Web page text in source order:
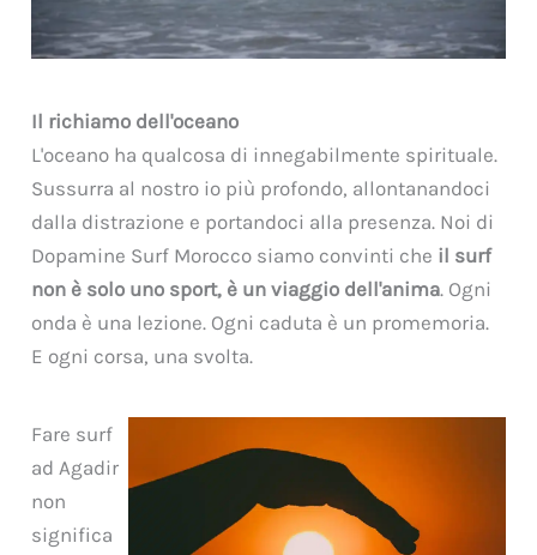
Il richiamo dell'oceano
L'oceano ha qualcosa di innegabilmente spirituale.
Sussurra al nostro io più profondo, allontanandoci
dalla distrazione e portandoci alla presenza. Noi di
Dopamine Surf Morocco siamo convinti che il surf
non è solo uno sport, è un viaggio dell'anima. Ogni
onda è una lezione. Ogni caduta è un promemoria.
E ogni corsa, una svolta.
Fare surf
ad Agadir
non
significa